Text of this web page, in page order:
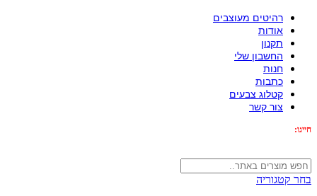
רהיטים מעוצבים
אודות
תקנון
החשבון שלי
חנות
כתבות
קטלוג צבעים
צור קשר
חייגו:
בחר קטגוריה